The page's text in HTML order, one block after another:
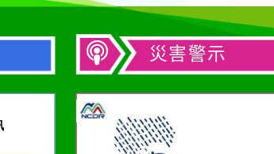
災害警示
作者：網路小